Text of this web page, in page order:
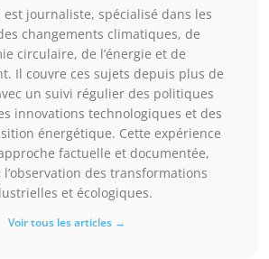
est journaliste, spécialisé dans les
changements climatiques, de
circulaire, de l’énergie et de
Il couvre ces sujets depuis plus de
un suivi régulier des politiques
innovations technologiques et des
énergétique. Cette expérience
factuelle et documentée,
des transformations
et écologiques.
Voir tous les articles →